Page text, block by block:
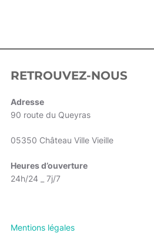
RETROUVEZ-NOUS
Adresse
90 route du Queyras
05350 Château Ville Vieille
Heures d’ouverture
24h/24 _ 7j/7
Mentions légales